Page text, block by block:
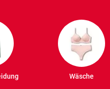
Wäsche